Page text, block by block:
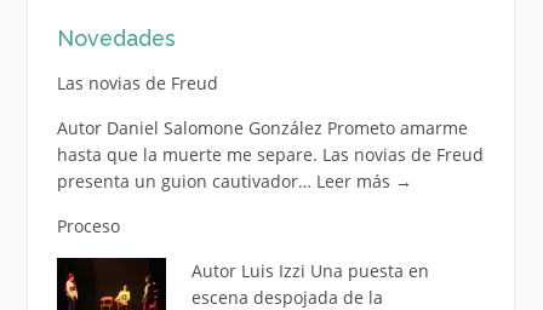
Novedades
Las novias de Freud
Autor Daniel Salomone González Prometo amarme
hasta que la muerte me separe. Las novias de Freud
presenta un guion cautivador… Leer más →
Proceso
Autor Luis Izzi Una puesta en
escena despojada de la